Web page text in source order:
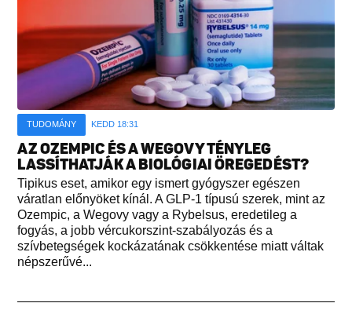
TUDOMÁNY KEDD 18:31
AZ OZEMPIC ÉS A WEGOVY TÉNYLEG
LASSÍTHATJÁK A BIOLÓGIAI ÖREGEDÉST?
Tipikus eset, amikor egy ismert gyógyszer egészen
váratlan előnyöket kínál. A GLP-1 típusú szerek, mint az
Ozempic, a Wegovy vagy a Rybelsus, eredetileg a
fogyás, a jobb vércukorszint-szabályozás és a
szívbetegségek kockázatának csökkentése miatt váltak
népszerűvé...